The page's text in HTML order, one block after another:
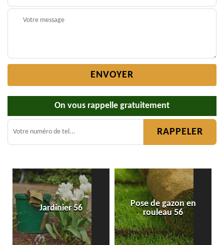
On vous rappelle gratuitement
Jardinier 56
Pose de gazon en
rouleau 56